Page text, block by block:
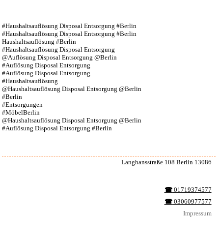
#Haushaltsauflösung Disposal Entsorgung #Berlin
#Haushaltsauflösung Disposal Entsorgung #Berlin
Haushaltsauflösung #Berlin
#Haushaltsauflösung Disposal Entsorgung
@Auflösung Disposal Entsorgung @Berlin
#Auflösung Disposal Entsorgung
#Auflösung Disposal Entsorgung
#Haushaltsauflösung
@Haushaltsauflösung Disposal Entsorgung @Berlin
#Berlin
#Entsorgungen
#MöbelBerlin
@Haushaltsauflösung Disposal Entsorgung @Berlin
#Auflösung Disposal Entsorgung #Berlin
Langhansstraße 108 Berlin 13086
☎︎01719374577
☎︎03060977577
Impressum